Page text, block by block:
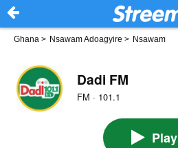
Ghana > Nsawam Adoagyire > Nsawam
Dadi FM
FM · 101.1
Play